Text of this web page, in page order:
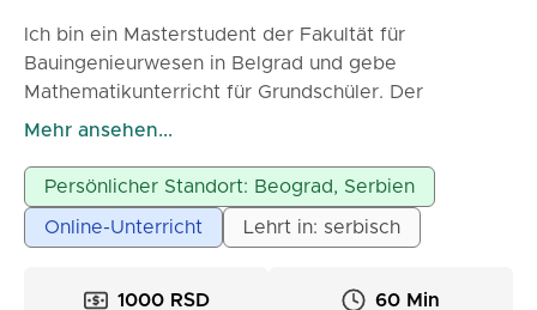
Ich bin ein Masterstudent der Fakultät für
Bauingenieurwesen in Belgrad und gebe
Mathematikunterricht für Grundschüler. Der
Unterricht kann je nach Vereinbarung online oder vor
Mehr ansehen...
Persönlicher Standort: Beograd, Serbien
Online-Unterricht Lehrt in: serbisch
1000 RSD 60 Min